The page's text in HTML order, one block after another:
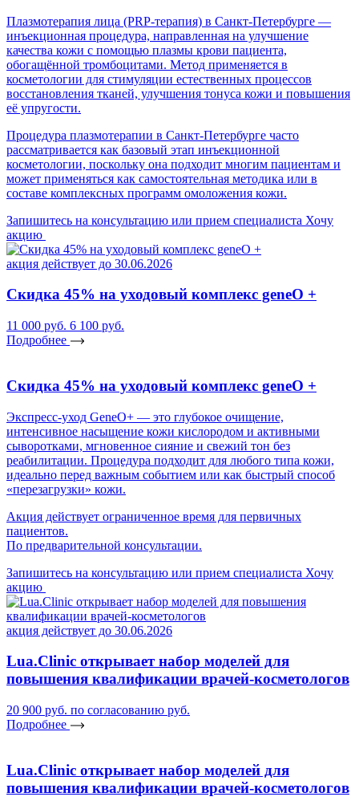
Плазмотерапия лица (PRP-терапия) в Санкт-Петербурге —
инъекционная процедура, направленная на улучшение
качества кожи с помощью плазмы крови пациента,
обогащённой тромбоцитами. Метод применяется в
косметологии для стимуляции естественных процессов
восстановления тканей, улучшения тонуса кожи и повышения
её упругости.
Процедура плазмотерапии в Санкт-Петербурге часто
рассматривается как базовый этап инъекционной
косметологии, поскольку она подходит многим пациентам и
может применяться как самостоятельная методика или в
составе комплексных программ омоложения кожи.
Запишитесь на консультацию или прием специалиста Хочу
акцию
акция действует до 30.06.2026
Скидка 45% на уходовый комплекс geneO +
11 000 руб. 6 100 руб.
Подробнее
Скидка 45% на уходовый комплекс geneO +
Экспресс-уход GeneO+ — это глубокое очищение,
интенсивное насыщение кожи кислородом и активными
сыворотками, мгновенное сияние и свежий тон без
реабилитации. Процедура подходит для любого типа кожи,
идеально перед важным событием или как быстрый способ
«перезагрузки» кожи.
Акция действует ограниченное время для первичных
пациентов.
По предварительной консультации.
Запишитесь на консультацию или прием специалиста Хочу
акцию
акция действует до 30.06.2026
Lua.Clinic открывает набор моделей для
повышения квалификации врачей-косметологов
20 900 руб. по согласованию руб.
Подробнее
Lua.Clinic открывает набор моделей для
повышения квалификации врачей-косметологов